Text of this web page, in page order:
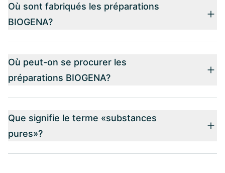
Où sont fabriqués les préparations
BIOGENA?
Où peut-on se procurer les
préparations BIOGENA?
Que signifie le terme «substances
pures»?